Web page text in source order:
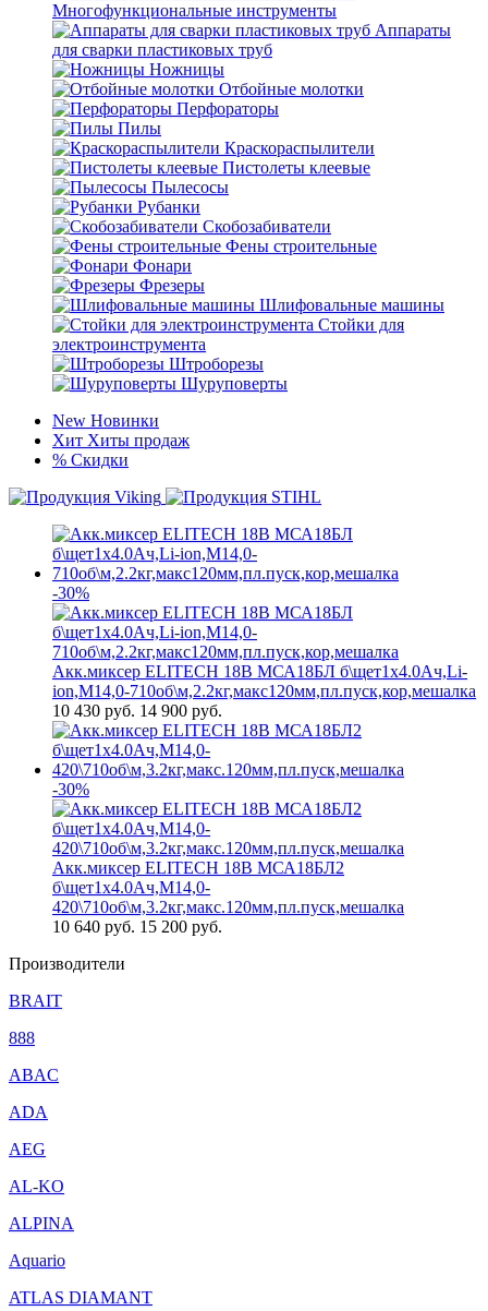
Многофункциональные инструменты
Аппараты
для сварки пластиковых труб
Ножницы
Отбойные молотки
Перфораторы
Пилы
Краскораспылители
Пистолеты клеевые
Пылесосы
Рубанки
Скобозабиватели
Фены строительные
Фонари
Фрезеры
Шлифовальные машины
Стойки для
электроинструмента
Штроборезы
Шуруповерты
New Новинки
Хит Хиты продаж
% Скидки
-30%
Акк.миксер ELITECH 18В МСА18БЛ б\щет1х4.0Ач,Li-
ion,М14,0-710об\м,2.2кг,макс120мм,пл.пуск,кор,мешалка
10 430 руб. 14 900 руб.
-30%
Акк.миксер ELITECH 18В МСА18БЛ2
б\щет1х4.0Ач,М14,0-
420\710об\м,3.2кг,макс.120мм,пл.пуск,мешалка
10 640 руб. 15 200 руб.
Производители
BRAIT
888
ABAC
ADA
AEG
AL-KO
ALPINA
Aquario
ATLAS DIAMANT